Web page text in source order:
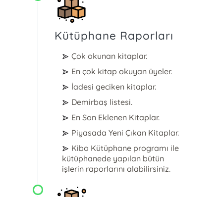
Kütüphane Raporları
Çok okunan kitaplar.
En çok kitap okuyan üyeler.
İadesi geciken kitaplar.
Demirbaş listesi.
En Son Eklenen Kitaplar.
Piyasada Yeni Çıkan Kitaplar.
Kibo Kütüphane programı ile
kütüphanede yapılan bütün
işlerin raporlarını alabilirsiniz.